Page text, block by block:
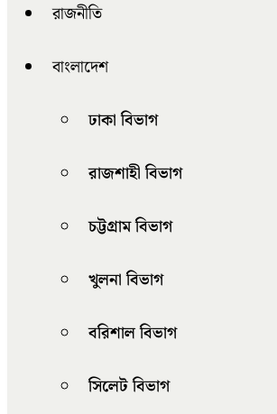
রাজনীতি
বাংলাদেশ
ঢাকা বিভাগ
রাজশাহী বিভাগ
চট্টগ্রাম বিভাগ
খুলনা বিভাগ
বরিশাল বিভাগ
সিলেট বিভাগ